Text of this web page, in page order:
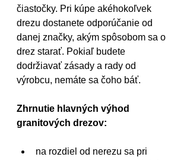
čiastočky. Pri kúpe akéhokoľvek
drezu dostanete odporúčanie od
danej značky, akým spôsobom sa o
drez starať. Pokiaľ budete
dodržiavať zásady a rady od
výrobcu, nemáte sa čoho báť.
Zhrnutie hlavných výhod
granitových drezov:
na rozdiel od nerezu sa pri